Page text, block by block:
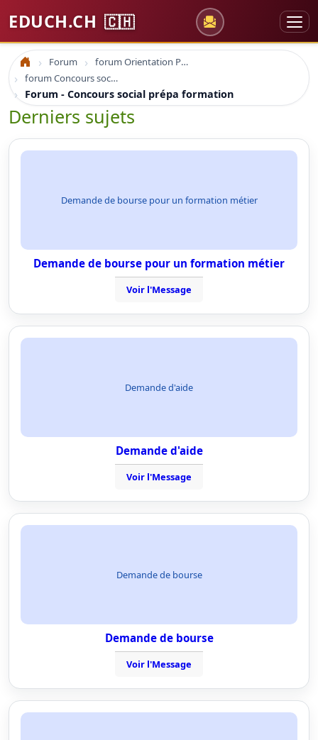
EDUCH.CH 🇨🇭
Accueil Forum
forum Orientation Professionnelle
forum Concours social prépa formation
Forum - Concours social prépa formation
Derniers sujets
Demande de bourse pour un formation métier
Demande de bourse pour un formation métier
Voir l'Message
Demande d'aide
Demande d'aide
Voir l'Message
Demande de bourse
Demande de bourse
Voir l'Message